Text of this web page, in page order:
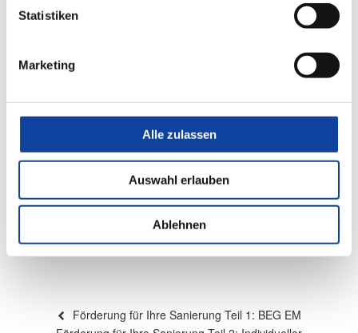
Statistiken
Marketing
Alle zulassen
Auswahl erlauben
Ablehnen
Vorheriger
Förderung für Ihre Sanierung Teil 1: BEG EM